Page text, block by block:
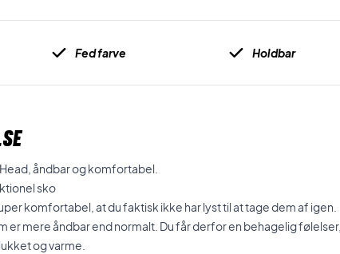
Fed farve Holdbar
åndbar og komfortabel.
sko
komfortabel, at du faktisk ikke har lyst til at tage dem af igen.
er mere åndbar end normalt. Du får derfor en behagelig følelser,
og varme.